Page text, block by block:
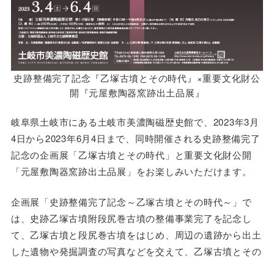
史跡整備完了記念『乙塚古墳とその時代』×重要文化財公
開『元屋敷陶器窯跡出土品展』
岐阜県土岐市にある土岐市美濃陶磁歴史館で、2023年3月
4日から2023年6月4日まで、同時開催される史跡整備完了
記念の企画展「乙塚古墳とその時代」と重要文化財公開
「元屋敷陶器窯跡出土品展」をお楽しみいただけます。
企画展「史跡整備完了記念～乙塚古墳とその時代～」で
は、史跡乙塚古墳附段尻巻古墳の整備事業完了を記念し
て、乙塚古墳と段尻巻古墳をはじめ、周辺の遺跡から出土
した遺物や発掘調査の写真などを交えて、乙塚古墳とその